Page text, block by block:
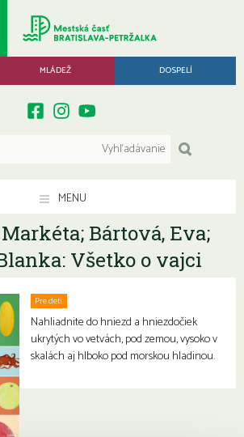
MLÁDEŽ DOSPELÍ
MENU
Bártová, Eva;
Všetko o vajci
Pre deti
Nahliadnite do hniezd a hniezdočiek
ukrytých vo vetvách, pod zemou, vysoko v
skalách aj hlboko pod morskou hladinou.